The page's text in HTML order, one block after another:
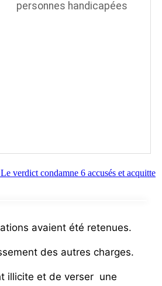
verdict condamne 6 accusés et acquitte
avaient été retenues.
des autres charges.
illicite et de verser une